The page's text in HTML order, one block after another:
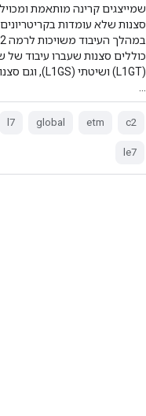
שמייצגים קרינה מותאמת
כוללים סצנות שעברו עיבוד
c2
etm
global
l7
le7